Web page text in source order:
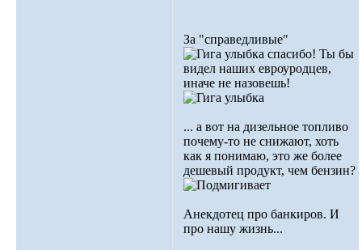
За "справедливые"
спасибо! Ты бы
видел наших евроуродцев,
иначе не назовешь!
... а вот на дизельное топливо
почему-то не снижают, хоть
как я понимаю, это же более
дешевый продукт, чем бензин?
Анекдотец про банкиров. И
про нашу жизнь...